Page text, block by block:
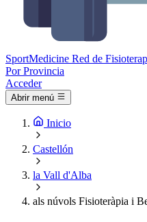
SportMedicine Red de
Por Provincia
Acceder
Abrir menú
Inicio
Castellón
la Vall d'Alba
als núvols Fisioteràpia i